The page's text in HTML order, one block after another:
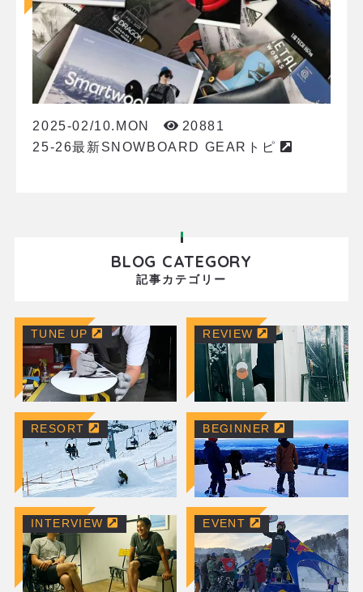
2025-02/10.MON
20881
25-26最新SNOWBOARD GEARトピ
BLOG CATEGORY
記事カテゴリー
TUNE UP REVIEW
RESORT BEGINNER
INTERVIEW EVENT